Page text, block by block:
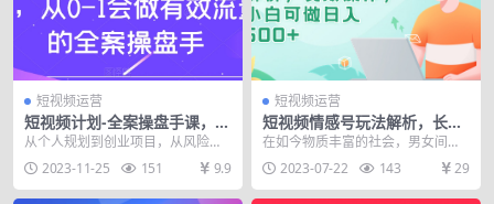
短视频运营
短视频计划-全案操盘手课，从
0-1会做有效流量的全案操盘
手
从个人规划到创业项目，从风险控
制到资产配置 课程大纲 1.账号流量
模型梳理及策划...
2023-11-25 151 9.9
短视频运营
短视频情感号玩法解析，长期
操作，小白可做日入500+
在如今物质丰富的社会，男女间的
感情问题逐渐成为人们普遍关注的
焦点。这使得情感咨询...
2023-07-22 143 29